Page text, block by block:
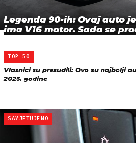
Legenda 90-ih: Ovaj auto
ima V16 motor. Sada se
TOP 50
Vlasnici su presudili: Ovo su najbolji
2026. godine
SAVJETUJEMO